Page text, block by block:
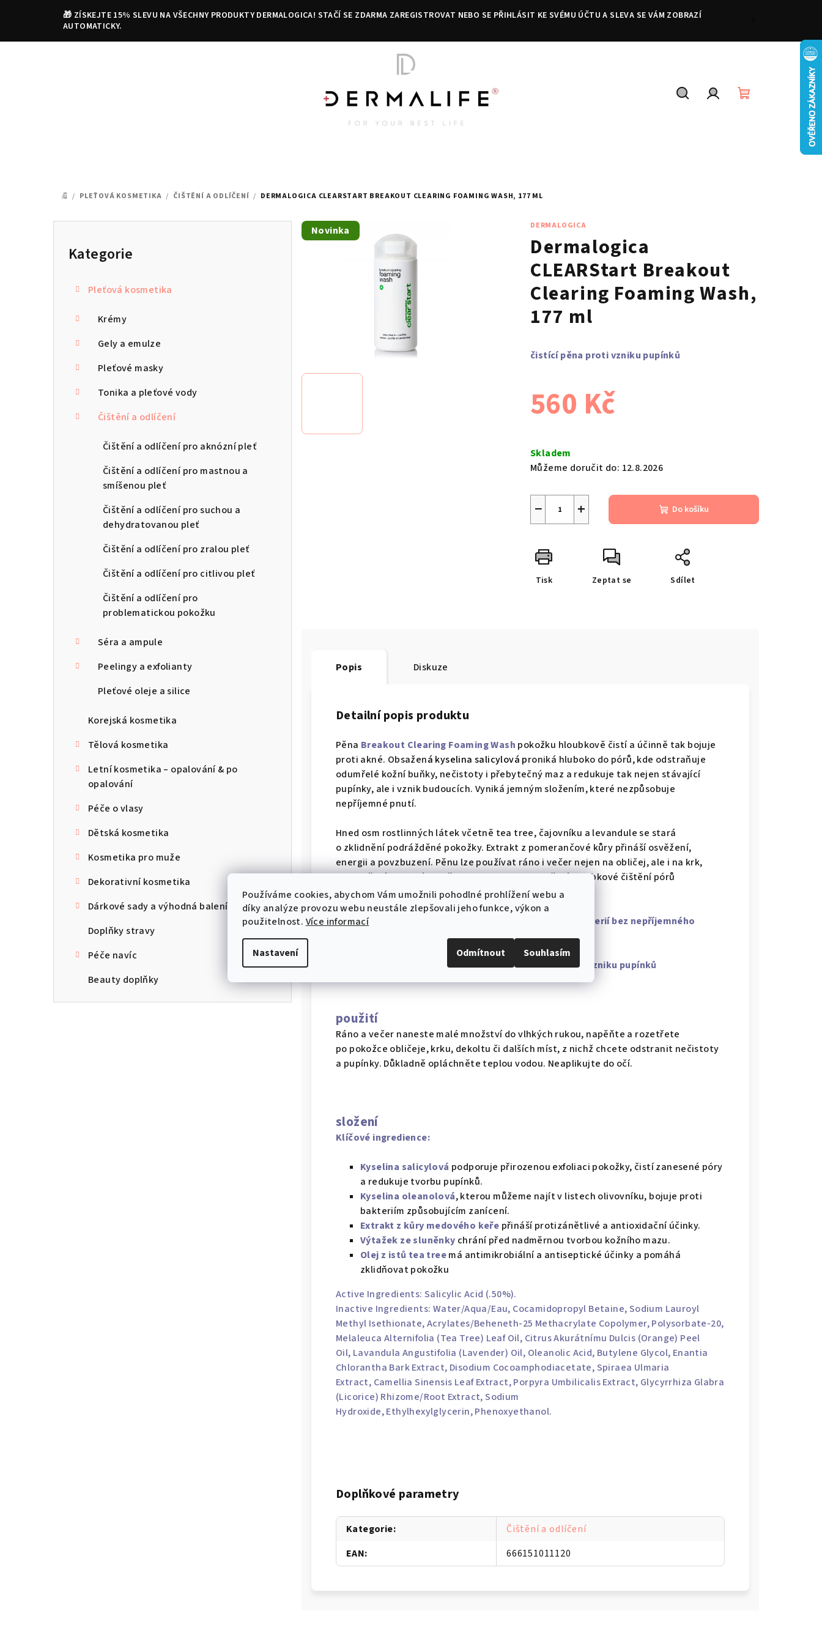
Používáme cookies, abychom Vám umožnili pohodlné prohlížení webu a
díky analýze provozu webu neustále zlepšovali jeho funkce, výkon a
použitelnost. Více informací
Nastavení Odmítnout Souhlasím
🎁 ZÍSKEJTE 15% SLEVU NA VŠECHNY PRODUKTY DERMALOGICA! STAČÍ SE ZDARMA ZAREGISTROVAT NEBO SE PŘIHLÁSIT KE SVÉMU ÚČTU A SLEVA SE VÁM ZOBRAZÍ
AUTOMATICKY.
DOMŮ
/ PLEŤOVÁ KOSMETIKA / ČIŠTĚNÍ A ODLÍČENÍ / DERMALOGICA CLEARSTART BREAKOUT CLEARING FOAMING WASH, 177 ML
Přeskočit
Kategorie
Pleťová kosmetika
Krémy
Gely a emulze
Pleťové masky
Tonika a pleťové vody
Čištění a odlíčení
Čištění a odlíčení pro aknózní pleť
Čištění a odlíčení pro mastnou a
smíšenou pleť
Čištění a odlíčení pro suchou a
dehydratovanou pleť
Čištění a odlíčení pro zralou pleť
Čištění a odlíčení pro citlivou pleť
Čištění a odlíčení pro
problematickou pokožku
Séra a ampule
Peelingy a exfolianty
Pleťové oleje a silice
Korejská kosmetika
Tělová kosmetika
Letní kosmetika – opalování & po
opalování
Péče o vlasy
Dětská kosmetika
Kosmetika pro muže
Dekorativní kosmetika
Dárkové sady a výhodná balení
Doplňky stravy
Péče navíc
Beauty doplňky
DERMALOGICA
Dermalogica
CLEARStart Breakout
Clearing Foaming Wash,
177 ml
čistící pěna proti vzniku pupínků
560 Kč
cena:
Skladem
Můžeme doručit do: 12.8.2026
+
− Do košíku
Tisk Zeptat se Sdílet
Novinka
Popis Diskuze
Detailní popis produktu
Pěna Breakout Clearing Foaming Wash pokožku hloubkově čistí a účinně tak bojuje
proti akné. Obsažená kyselina salicylová proniká hluboko do pórů, kde odstraňuje
odumřelé kožní buňky, nečistoty i přebytečný maz a redukuje tak nejen stávající
pupínky, ale i vznik budoucích. Vyniká jemným složením, které nezpůsobuje
nepříjemné pnutí.
Hned osm rostlinných látek včetně tea tree, čajovníku a levandule se stará
o zklidnění podrážděné pokožky. Extrakt z pomerančové kůry přináší osvěžení,
energii a povzbuzení. Pěnu lze používat ráno i večer nejen na obličej, ale i na krk,
dekolt či záda. Zkrátka všude tam, kde je zapotřebí hloubkové čištění pórů
pro hladkou pokožku bez akné.
Hloubkově čistí pokožku od nečistot, mazu a bakterií bez nepříjemného
Pomocí rostlinných složek pleť zklidňuje
Lze použít na pokožku celého těla jako prevenci vzniku pupínků
použití
Ráno a večer naneste malé množství do vlhkých rukou, napěňte a rozetřete
po pokožce obličeje, krku, dekoltu či dalších míst, z nichž chcete odstranit nečistoty
a pupínky. Důkladně opláchněte teplou vodou. Neaplikujte do očí.
složení
Klíčové ingredience:
Kyselina salicylová podporuje přirozenou exfoliaci pokožky, čistí zanesené póry
a redukuje tvorbu pupínků.
Kyselina oleanolová, kterou můžeme najít v listech olivovníku, bojuje proti
bakteriím způsobujícím zanícení.
Extrakt z kůry medového keře přináší protizánětlivé a antioxidační účinky.
Výtažek ze sluněnky chrání před nadměrnou tvorbou kožního mazu.
Olej z istů tea treemá antimikrobiální a antiseptické účinky a pomáhá
zklidňovat pokožku
Active Ingredients: Salicylic Acid (.50%).
Inactive Ingredients: Water/Aqua/Eau, Cocamidopropyl Betaine, Sodium Lauroyl
Methyl Isethionate, Acrylates/Beheneth-25 Methacrylate Copolymer,Polysorbate-20,
Melaleuca Alternifolia (Tea Tree) Leaf Oil, Citrus Akurátnímu Dulcis (Orange) Peel
Oil, Lavandula Angustifolia (Lavender) Oil, Oleanolic Acid, Butylene Glycol, Enantia
Chlorantha Bark Extract, Disodium Cocoamphodiacetate, Spiraea Ulmaria
Extract, Camellia Sinensis Leaf Extract, Porpyra Umbilicalis Extract, Glycyrrhiza Glabra
(Licorice) Rhizome/Root Extract,Sodium
Hydroxide,Ethylhexylglycerin,Phenoxyethanol.
Doplňkové parametry
Kategorie:
Čištění a odlíčení
EAN: 666151011120